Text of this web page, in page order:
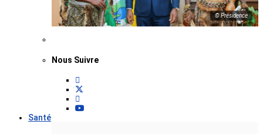
© Présidence
Nous Suivre
Santé